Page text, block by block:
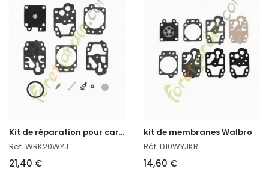
K
it de réparation pour carburateur
Réf. WRK20WYJ
21,40 €
kit de membranes Walbro
Réf. D10WYJKR
14,60 €